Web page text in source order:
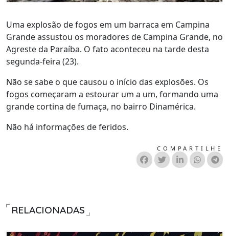
Uma explosão de fogos em um barraca em Campina
Grande assustou os moradores de Campina Grande, no
Agreste da Paraíba. O fato aconteceu na tarde desta
segunda-feira (23).
Não se sabe o que causou o início das explosões. Os
fogos começaram a estourar um a um, formando uma
grande cortina de fumaça, no bairro Dinamérica.
Não há informações de feridos.
COMPARTILHE
RELACIONADAS